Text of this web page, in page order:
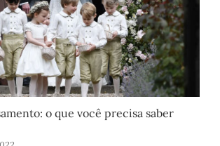
o que você precisa saber